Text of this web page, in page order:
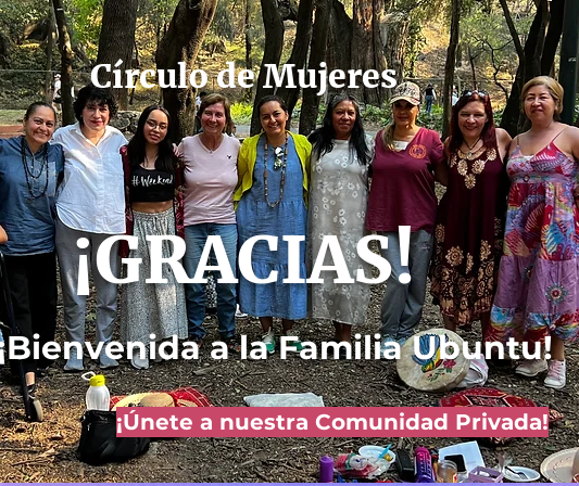
Círculo de Mujeres
¡GRACIAS!
a la Familia Ubuntu!
¡Únete a nuestra Comunidad Privada!